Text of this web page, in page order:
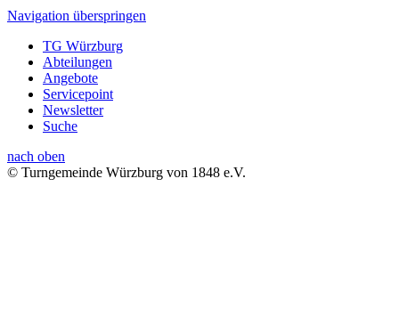
Navigation überspringen
TG Würzburg
Abteilungen
Angebote
Servicepoint
Newsletter
Suche
nach oben
© Turngemeinde Würzburg von 1848 e.V.